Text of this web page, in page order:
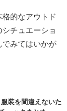
的なアウトド
チュエーショ
でみてはいかが
装を間違えないた